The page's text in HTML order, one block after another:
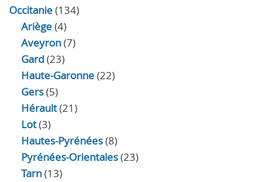
Occitanie(134)
Ariège(4)
Aveyron(7)
Gard(23)
Haute-Garonne(22)
Gers(5)
Hérault(21)
Lot(3)
Hautes-Pyrénées(8)
Pyrénées-Orientales(23)
Tarn(13)